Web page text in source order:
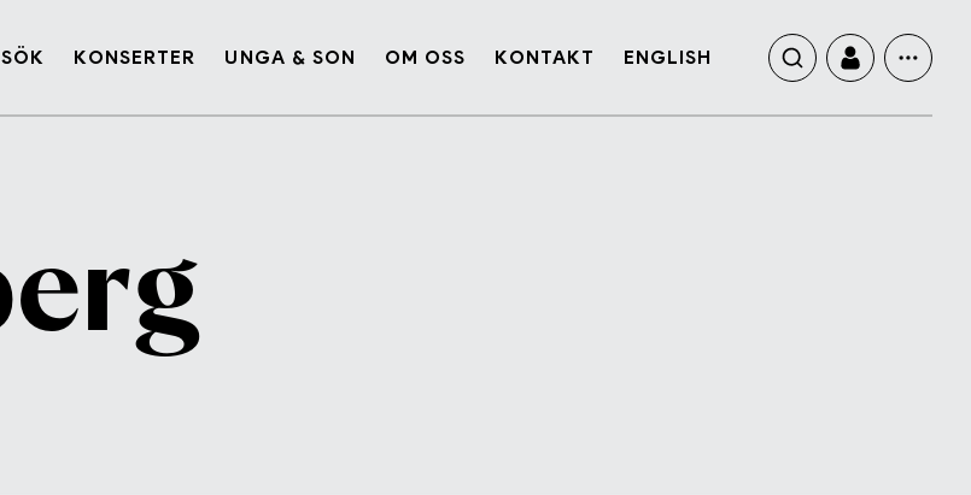
KONSERTER UNGA & SON OM OSS KONTAKT ENGLISH